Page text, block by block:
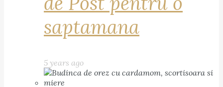
saptamana
5 years ago